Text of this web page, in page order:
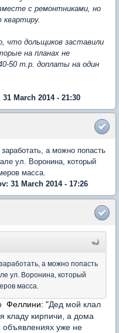
с ремонтниками, но
квартиру.
что дольщиков заставили
на планах не
50 т.р. доплаты на один
March 2014 - 21:30
а можно попасть
ул. Воронина, который
масса.
31 March 2014 - 17:26
а можно попасть
ул. Воронина, который
масса.
Феллини: "Дед мой клал
кладу кирпичи, а дома
объявлениях уже не